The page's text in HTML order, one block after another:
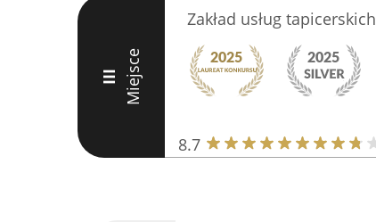
III Miejsce
Zakład usług tapicerskich
8.7